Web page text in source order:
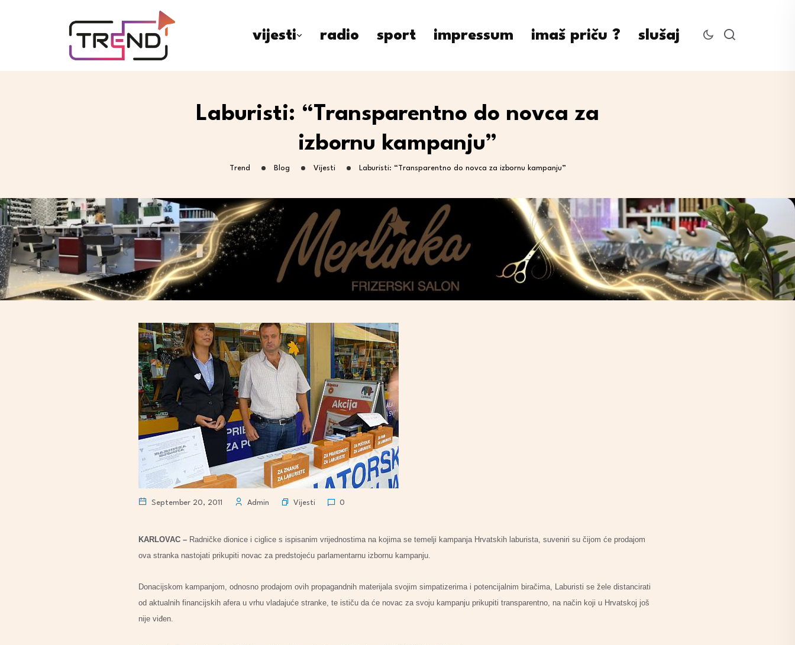
vijesti radio sport impressum imaš priču ? slušaj
Laburisti: “Transparentno do novca za
izbornu kampanju”
Trend Blog Vijesti Laburisti: “Transparentno do novca za izbornu kampanju”
September 20, 2011 Admin Vijesti 0
KARLOVAC – Radničke dionice i ciglice s ispisanim vrijednostima na kojima se temelji kampanja Hrvatskih laburista, suveniri su čijom će prodajom
ova stranka nastojati prikupiti novac za predstojeću parlamentarnu izbornu kampanju.
Donacijskom kampanjom, odnosno prodajom ovih propagandnih materijala svojim simpatizerima i potencijalnim biračima, Laburisti se žele distancirati
od aktualnih financijskih afera u vrhu vladajuće stranke, te ističu da će novac za svoju kampanju prikupiti transparentno, na način koji u Hrvatskoj još
nije viđen.